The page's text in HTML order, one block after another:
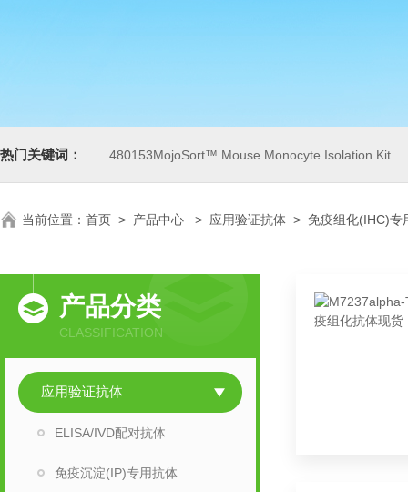
热门关键词： 480153MojoSort™ Mouse Monocyte Isolation Kit
当前位置： 首页 > 产品中心 > 应用验证抗体 > 免疫组化(IHC)专
产品分类
CLASSIFICATION
应用验证抗体
ELISA/IVD配对抗体
免疫沉淀(IP)专用抗体